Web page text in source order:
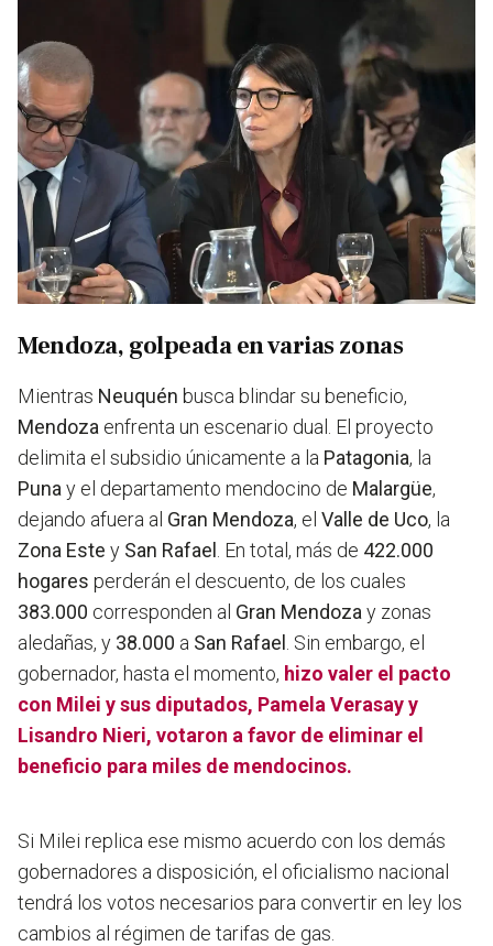
Mendoza, golpeada en varias zonas
Mientras Neuquén busca blindar su beneficio,
Mendoza enfrenta un escenario dual. El proyecto
delimita el subsidio únicamente a la Patagonia, la
Puna y el departamento mendocino de Malargüe,
dejando afuera al Gran Mendoza, el Valle de Uco, la
Zona Este y San Rafael . En total, más de 422.000
hogares perderán el descuento, de los cuales
383.000 corresponden al Gran Mendoza y zonas
aledañas, y 38.000 a San Rafael . Sin embargo, el
gobernador, hasta el momento, hizo valer el pacto
con Milei y sus diputados, Pamela Verasay y
Lisandro Nieri, votaron a favor de eliminar el
beneficio para miles de mendocinos.
Si Milei replica ese mismo acuerdo con los demás
gobernadores a disposición, el oficialismo nacional
tendrá los votos necesarios para convertir en ley los
cambios al régimen de tarifas de gas.